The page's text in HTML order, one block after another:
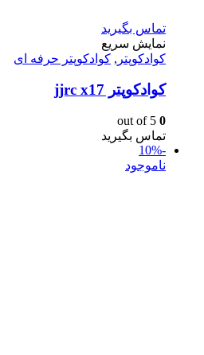
تماس بگیرید
نمایش سریع
کوادکوپتر , کوادکوپتر حرفه ای
كوادكوپتر jjrc x17
0
تماس بگیرید
-10%
ناموجود